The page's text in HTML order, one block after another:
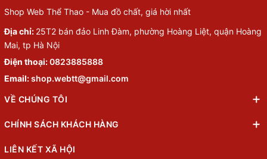
Shop Web Thể Thao - Mua đồ chất, giá hời nhất
Địa chỉ: 25T2 bán đảo Linh Đàm, phường Hoàng Liệt, quận Hoàng
Mai, tp Hà Nội
Điện thoại:0823885888
Email:shop.webtt@gmail.com
VỀ CHÚNG TÔI
CHÍNH SÁCH KHÁCH HÀNG
LIÊN KẾT XÃ HỘI